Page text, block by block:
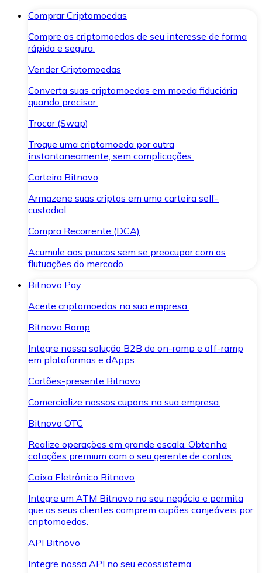
Comprar Criptomoedas
Compre as criptomoedas de seu interesse de forma
rápida e segura.
Vender Criptomoedas
Converta suas criptomoedas em moeda fiduciária
quando precisar.
Trocar (Swap)
Troque uma criptomoeda por outra
instantaneamente, sem complicações.
Carteira Bitnovo
Armazene suas criptos em uma carteira self-
custodial.
Compra Recorrente (DCA)
Acumule aos poucos sem se preocupar com as
flutuações do mercado.
Bitnovo Pay
Aceite criptomoedas na sua empresa.
Bitnovo Ramp
Integre nossa solução B2B de on-ramp e off-ramp
em plataformas e dApps.
Cartões-presente Bitnovo
Comercialize nossos cupons na sua empresa.
Bitnovo OTC
Realize operações em grande escala. Obtenha
cotações premium com o seu gerente de contas.
Caixa Eletrônico Bitnovo
Integre um ATM Bitnovo no seu negócio e permita
que os seus clientes comprem cupões canjeáveis por
criptomoedas.
API Bitnovo
Integre nossa API no seu ecossistema.